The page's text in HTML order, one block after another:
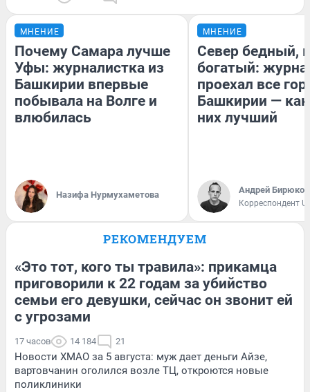
МНЕНИЕ
Почему Самара лучше
Уфы: журналистка из
Башкирии впервые
побывала на Волге и
влюбилась
Назифа Нурмухаметова
МНЕНИЕ
Север бедный,
богатый:
проехал все
Башкирии —
них лучший
Андрей Бирюков
Корреспондент
РЕКОМЕНДУЕМ
«Это тот, кого ты травила»: прикамца
приговорили к 22 годам за убийство
семьи его девушки, сейчас он звонит ей
с угрозами
17 часов 14 184 21
Новости ХМАО за 5 августа: муж дает деньги Айзе,
вартовчанин оголился возле ТЦ, откроются новые
поликлиники